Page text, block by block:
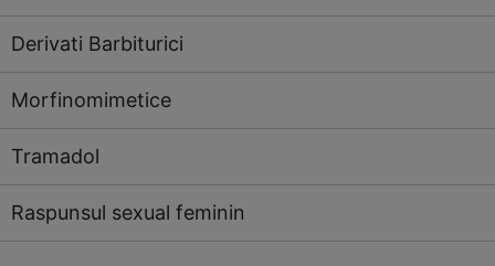
Derivati Barbiturici
Morfinomimetice
Tramadol
Raspunsul sexual feminin